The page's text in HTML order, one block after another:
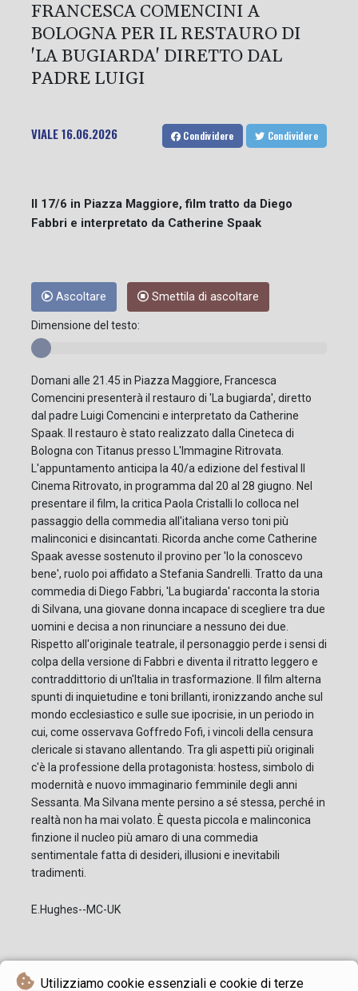
Utilizziamo cookie essenziali e cookie di terze
FRANCESCA COMENCINI A
BOLOGNA PER IL RESTAURO DI
'LA BUGIARDA' DIRETTO DAL
PADRE LUIGI
VIALE16.06.2026 Condividere Condividere
Il 17/6 in Piazza Maggiore, film tratto da Diego
Fabbri e interpretato da Catherine Spaak
Ascoltare Smettila di ascoltare
Dimensione del testo:
Domani alle 21.45 in Piazza Maggiore, Francesca
Comencini presenterà il restauro di 'La bugiarda', diretto
dal padre Luigi Comencini e interpretato da Catherine
Spaak. Il restauro è stato realizzato dalla Cineteca di
Bologna con Titanus presso L'Immagine Ritrovata.
L'appuntamento anticipa la 40/a edizione del festival Il
Cinema Ritrovato, in programma dal 20 al 28 giugno. Nel
presentare il film, la critica Paola Cristalli lo colloca nel
passaggio della commedia all'italiana verso toni più
malinconici e disincantati. Ricorda anche come Catherine
Spaak avesse sostenuto il provino per 'Io la conoscevo
bene', ruolo poi affidato a Stefania Sandrelli. Tratto da una
commedia di Diego Fabbri, 'La bugiarda' racconta la storia
di Silvana, una giovane donna incapace di scegliere tra due
uomini e decisa a non rinunciare a nessuno dei due.
Rispetto all'originale teatrale, il personaggio perde i sensi di
colpa della versione di Fabbri e diventa il ritratto leggero e
contraddittorio di un'Italia in trasformazione. Il film alterna
spunti di inquietudine e toni brillanti, ironizzando anche sul
mondo ecclesiastico e sulle sue ipocrisie, in un periodo in
cui, come osservava Goffredo Fofi, i vincoli della censura
clericale si stavano allentando. Tra gli aspetti più originali
c'è la professione della protagonista: hostess, simbolo di
modernità e nuovo immaginario femminile degli anni
Sessanta. Ma Silvana mente persino a sé stessa, perché in
realtà non ha mai volato. È questa piccola e malinconica
finzione il nucleo più amaro di una commedia
sentimentale fatta di desideri, illusioni e inevitabili
tradimenti.
E.Hughes--MC-UK